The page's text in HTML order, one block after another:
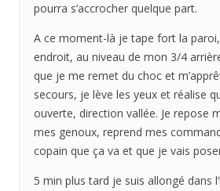
pourra s’accrocher quelque part.
A ce moment-là je tape fort la
endroit, au niveau de mon 3/4
que je me remet du choc et
secours, je lève les yeux et réalise
ouverte, direction vallée. Je repose
mes genoux, reprend mes
copain que ça va et que je vais
5 min plus tard je suis allongé dans